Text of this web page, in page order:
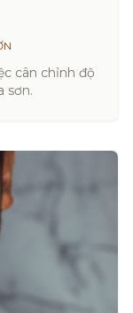
cân chỉnh độ
sơn.